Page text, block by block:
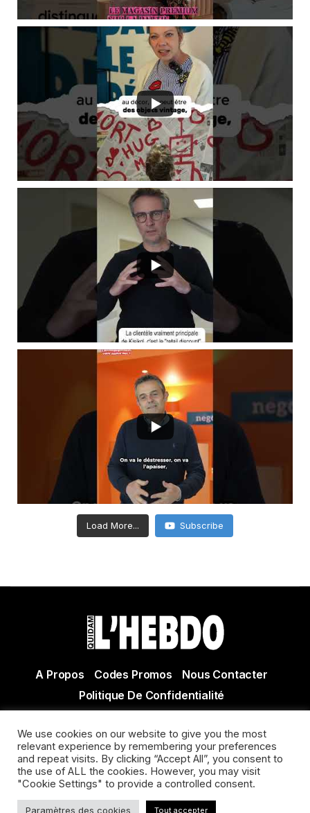
Load More... Subscribe
A Propos Codes Promos
Nous Contacter
Politique De Confidentialité
Actualité Agen - Actualité en lot et Garonne - Actualité
Villeneuve sur Lot
We use cookies on our website to give you the most
relevant experience by remembering your preferences
and repeat visits. By clicking “Accept All”, you consent to
the use of ALL the cookies. However, you may visit
"Cookie Settings" to provide a controlled consent.
Paramètres des cookies Tout accepter